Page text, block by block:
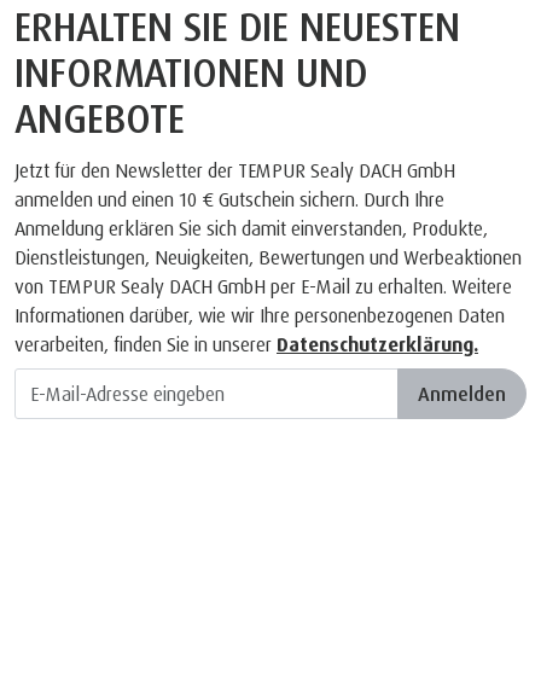
ERHALTEN SIE DIE NEUESTEN
INFORMATIONEN UND
ANGEBOTE
Jetzt für den Newsletter der TEMPUR Sealy DACH GmbH
anmelden und einen 10 € Gutschein sichern. Durch Ihre
Anmeldung erklären Sie sich damit einverstanden, Produkte,
Dienstleistungen, Neuigkeiten, Bewertungen und Werbeaktionen
von TEMPUR Sealy DACH GmbH per E-Mail zu erhalten. Weitere
Informationen darüber, wie wir Ihre personenbezogenen Daten
verarbeiten, finden Sie in unserer Datenschutzerklärung.
Anmelden